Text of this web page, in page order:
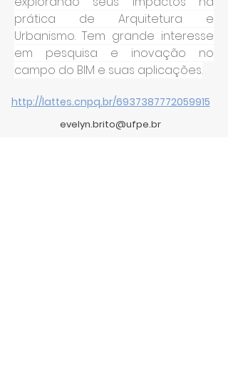
prática de Arquitetura e
Urbanismo. Tem grande interesse
em pesquisa e inovação no
campo do BIM e suas aplicações.
http://lattes.cnpq.br/6937387772059915
evelyn.brito@ufpe.br